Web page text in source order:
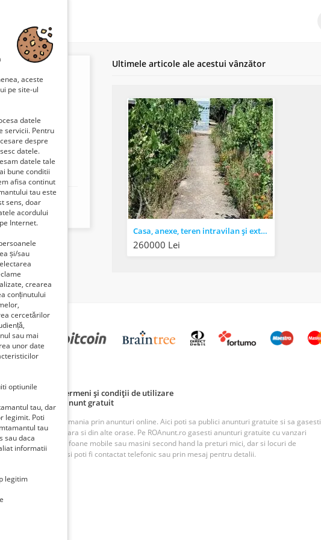
Ultimele articole ale acestui vânzător
Casa, anexe, teren intravilan și extravilan , sat Moi, comuna Balteni, judet Gorj
260000 Lei
aceste
pe site-ul
datele
servicii. Pentru
despre
datele.
datele tale
bune conditii
afisa continut
tau este
sens, doar
acordului
Internet.
și/sau
crearea
conținutului
cercetărilor
sau mai
unor date
optiunile
tau, dar
legimit. Poti
tau
sau daca
informatii
legitim
cookie
Termeni și condiții de utilizare
Cum adaug anunt gratuit
cumparare din Romania prin anunturi online. Aici poti sa publici anunturi gratuite si sa gasesti
Craiova, Timisoara si din alte orase. Pe ROAnunt.ro gasesti anunturi gratuite cu vanzari
terenuri, telefoane mobile sau masini second hand la preturi mici, dar si locuri de
foarte rapid si poti fi contactat telefonic sau prin mesaj pentru detalii.